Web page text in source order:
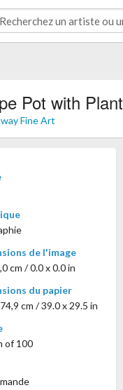
Pot with Plant
Fine Art
de l'image
cm / 0.0 x 0.0 in
du papier
cm / 39.0 x 29.5 in
of 100